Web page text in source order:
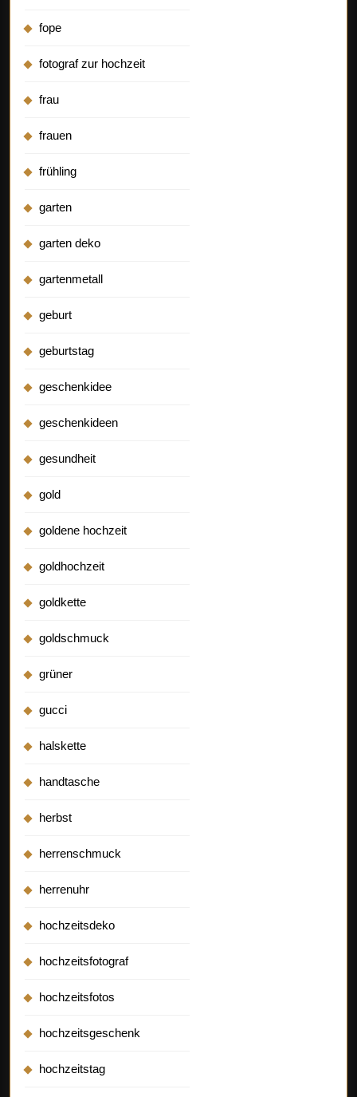
fope
fotograf zur hochzeit
frau
frauen
frühling
garten
garten deko
gartenmetall
geburt
geburtstag
geschenkidee
geschenkideen
gesundheit
gold
goldene hochzeit
goldhochzeit
goldkette
goldschmuck
grüner
gucci
halskette
handtasche
herbst
herrenschmuck
herrenuhr
hochzeitsdeko
hochzeitsfotograf
hochzeitsfotos
hochzeitsgeschenk
hochzeitstag